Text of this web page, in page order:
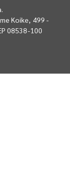
Koike, 499 -
08538-100